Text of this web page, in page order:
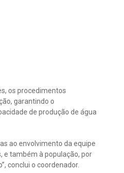
os procedimentos
garantindo o
de produção de água
ao envolvimento da equipe
e também à população, por
conclui o coordenador.